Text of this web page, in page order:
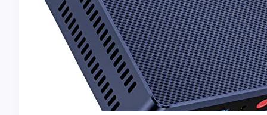
v
i
s
i
n
i
P
C